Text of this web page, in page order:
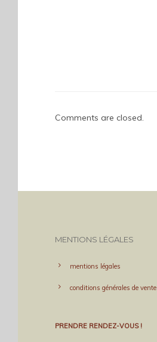
Comments are closed.
MENTIONS LÉGALES
mentions légales
conditions générales de vente
PRENDRE RENDEZ-VOUS !